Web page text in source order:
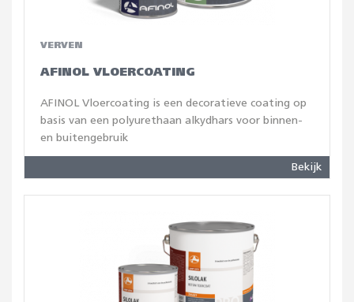
VERVEN
AFINOL VLOERCOATING
AFINOL Vloercoating is een decoratieve coating op
basis van een polyurethaan alkydhars voor binnen-
en buitengebruik
Bekijk